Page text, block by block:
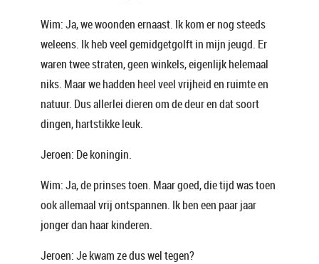
Wim: Ja, we woonden ernaast. Ik kom er nog steeds
weleens. Ik heb veel gemidgetgolft in mijn jeugd. Er
waren twee straten, geen winkels, eigenlijk helemaal
niks. Maar we hadden heel veel vrijheid en ruimte en
natuur. Dus allerlei dieren om de deur en dat soort
dingen, hartstikke leuk.
Jeroen: De koningin.
Wim: Ja, de prinses toen. Maar goed, die tijd was toen
ook allemaal vrij ontspannen. Ik ben een paar jaar
jonger dan haar kinderen.
Jeroen: Je kwam ze dus wel tegen?